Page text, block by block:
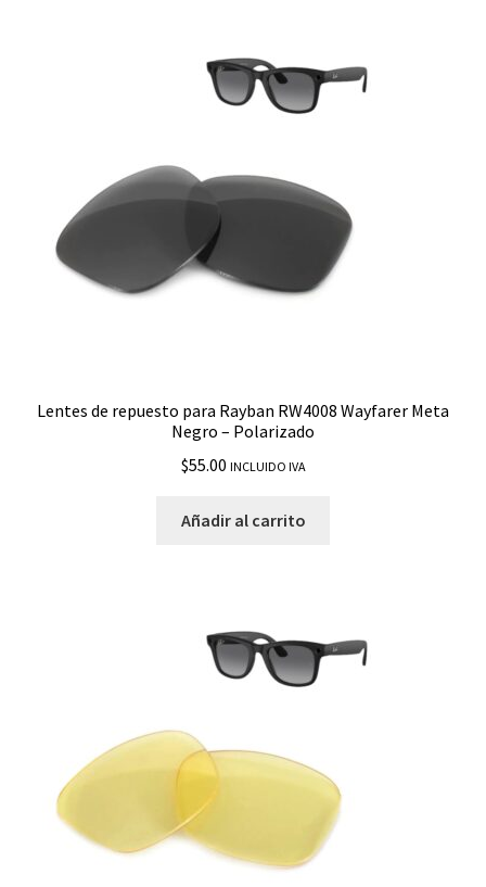
Lentes de repuesto para Rayban RW4008 Wayfarer Meta
Negro – Polarizado
$55.00 INCLUIDO IVA
Añadir al carrito